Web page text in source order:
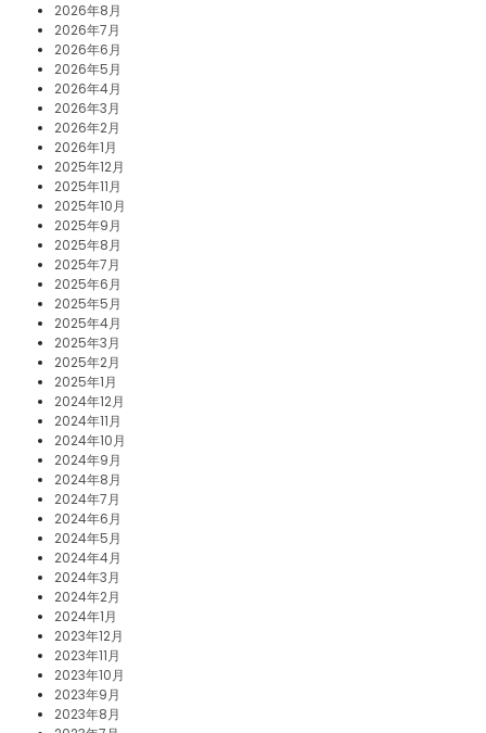
2026年8月
2026年7月
2026年6月
2026年5月
2026年4月
2026年3月
2026年2月
2026年1月
2025年12月
2025年11月
2025年10月
2025年9月
2025年8月
2025年7月
2025年6月
2025年5月
2025年4月
2025年3月
2025年2月
2025年1月
2024年12月
2024年11月
2024年10月
2024年9月
2024年8月
2024年7月
2024年6月
2024年5月
2024年4月
2024年3月
2024年2月
2024年1月
2023年12月
2023年11月
2023年10月
2023年9月
2023年8月